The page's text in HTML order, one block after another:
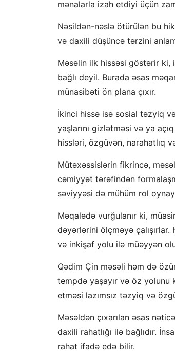
mənalarla izah etdiyi üçün
Nəsildən-nəslə ötürülən bu
və daxili düşüncə tərzini
Məsəlin ilk hissəsi göstərir ki,
bağlı deyil. Burada əsas
münasibəti ön plana çıxır.
İkinci hissə isə sosial təzyiq
yaşlarını gizlətməsi və ya
hissləri, özgüvən, narahatlıq
Mütəxəssislərin fikrincə,
cəmiyyət tərəfindən
səviyyəsi də mühüm rol
Məqalədə vurğulanır ki,
dəyərlərini ölçməyə
və inkişaf yolu ilə müəyyən
Qədim Çin məsəli həm də
tempdə yaşayır və öz yolunu
etməsi lazımsız təzyiq və
Məsəldən çıxarılan əsas
daxili rahatlığı ilə bağlıdır.
rahat ifadə edə bilir.